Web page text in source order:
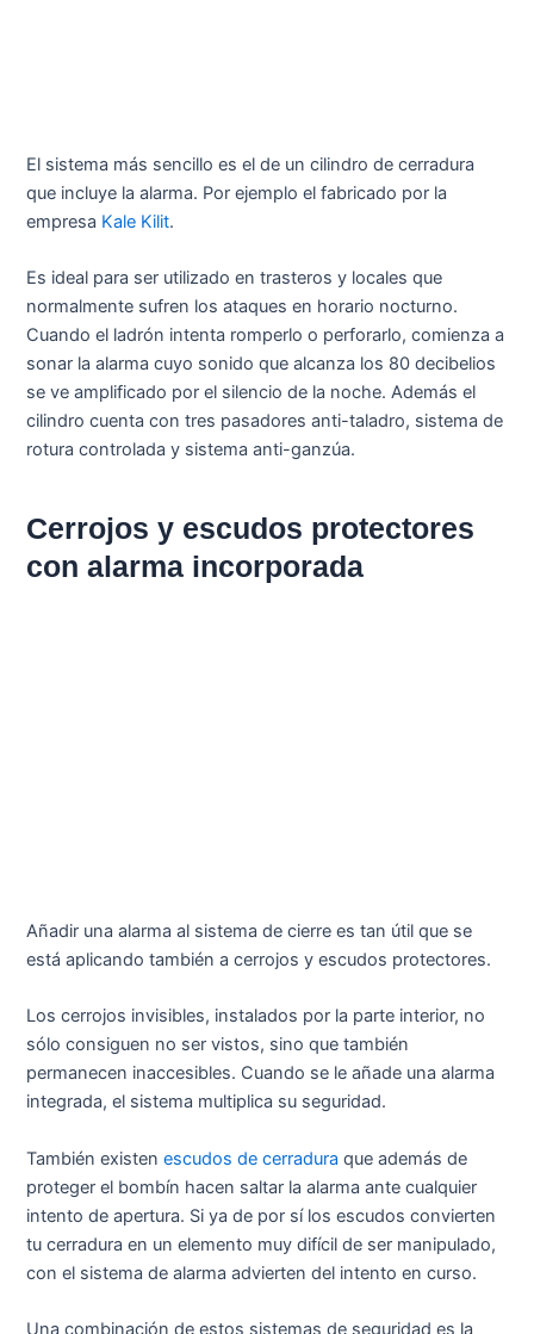
El sistema más sencillo es el de un cilindro de cerradura
que incluye la alarma. Por ejemplo el fabricado por la
empresa Kale Kilit.
Es ideal para ser utilizado en trasteros y locales que
normalmente sufren los ataques en horario nocturno.
Cuando el ladrón intenta romperlo o perforarlo, comienza a
sonar la alarma cuyo sonido que alcanza los 80 decibelios
se ve amplificado por el silencio de la noche. Además el
cilindro cuenta con tres pasadores anti-taladro, sistema de
rotura controlada y sistema anti-ganzúa.
Cerrojos y escudos protectores
con alarma incorporada
Añadir una alarma al sistema de cierre es tan útil que se
está aplicando también a cerrojos y escudos protectores.
Los cerrojos invisibles, instalados por la parte interior, no
sólo consiguen no ser vistos, sino que también
permanecen inaccesibles. Cuando se le añade una alarma
integrada, el sistema multiplica su seguridad.
También existenescudos de cerradura que además de
proteger el bombín hacen saltar la alarma ante cualquier
intento de apertura. Si ya de por sí los escudos convierten
tu cerradura en un elemento muy difícil de ser manipulado,
con el sistema de alarma advierten del intento en curso.
Una combinación de estos sistemas de seguridad es la